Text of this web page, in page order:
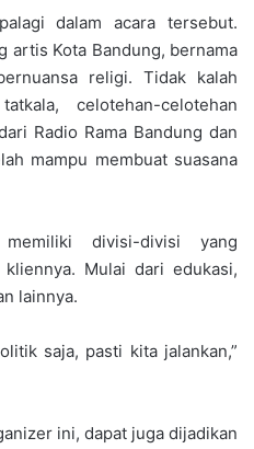
dalam acara tersebut.
artis Kota Bandung, bernama
religi. Tidak kalah
celotehan-celotehan
Radio Rama Bandung dan
mampu membuat suasana
divisi-divisi yang
Mulai dari edukasi,
lainnya.
saja, pasti kita jalankan,”
ini, dapat juga dijadikan